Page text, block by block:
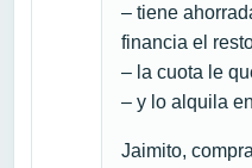
– tiene
financia el
– la cuota le
– y lo alquila
Jaimito,